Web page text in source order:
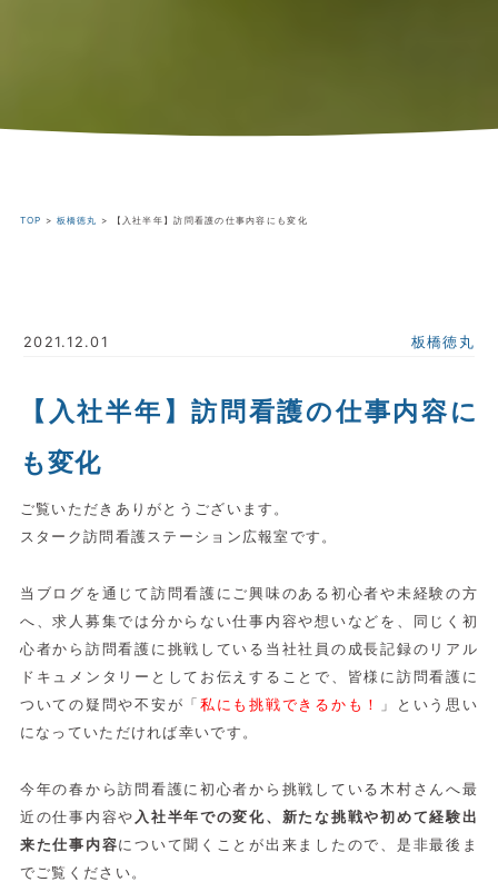
TOP > 板橋徳丸 > 【入社半年】訪問看護の仕事内容にも変化
2021.12.01 板橋徳丸
【入社半年】訪問看護の仕事内容に
も変化
ご覧いただきありがとうございます。
スターク訪問看護ステーション広報室です。
当ブログを通じて訪問看護にご興味のある初心者や未経験の方
へ、求人募集では分からない仕事内容や想いなどを、同じく初
心者から訪問看護に挑戦している当社社員の成長記録のリアル
ドキュメンタリーとしてお伝えすることで、皆様に訪問看護に
ついての疑問や不安が「私にも挑戦できるかも！
」という思い
になっていただければ幸いです。
今年の春から訪問看護に初心者から挑戦している木村さんへ最
近の仕事内容や 入社半年での変化、新たな挑戦や初めて経験出
来た仕事内容について聞くことが出来ましたので、是非最後ま
でご覧ください。